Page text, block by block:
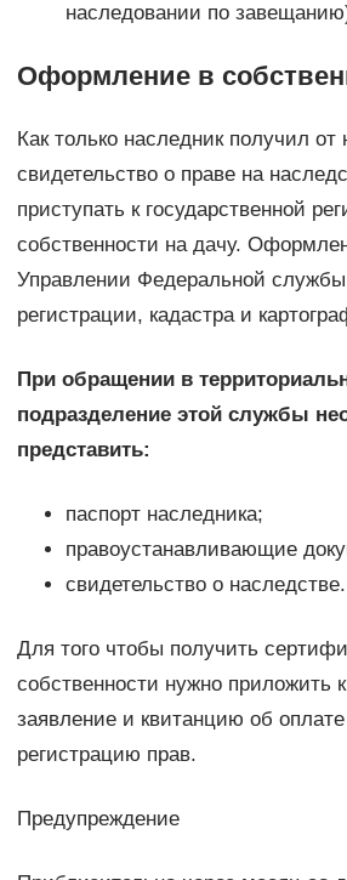
наследовании по
Оформление в
Как только наследник получил от
свидетельство о праве на
приступать к государственной
собственности на дачу.
Управлении Федеральной службы
регистрации, кадастра и
При обращении в
подразделение этой службы
представить:
паспорт наследника;
правоустанавливающие
свидетельство о наследстве.
Для того чтобы получить
собственности нужно приложить
заявление и квитанцию об
регистрацию прав.
Предупреждение